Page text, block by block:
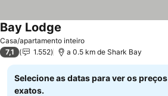
Casa/apartamento inteiro
Bay Lodge
7,1 1.552 a 0.5 km de Shark Bay
Selecione as datas para ver os preços
exatos.